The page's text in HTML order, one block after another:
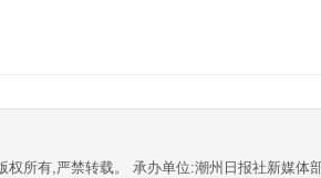
权所有,严禁转载。 承办单位:潮州日报社新媒体